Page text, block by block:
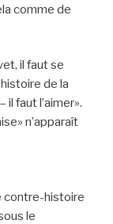
comme de
il faut se
de la
il faut l’aimer».
n’apparaît
contre-histoire
le